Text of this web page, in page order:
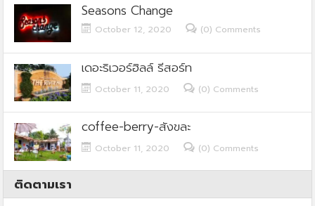
Seasons Change
October 12, 2020 (0) Comments
เดอะริเวอร์ฮิลล์ รีสอร์ท
October 11, 2020 (0) Comments
coffee-berry-สังขละ
October 11, 2020 (0) Comments
ติดตามเรา